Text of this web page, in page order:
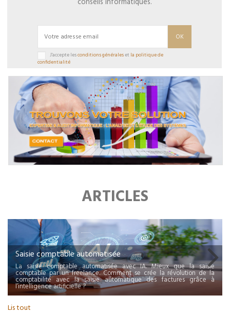
J'accepte lesconditions généraleset la politique de
confidentialité
ARTICLES
Saisie comptable automatisée
La saisie comptable automatisée avec IA. Mieux que la saisie
comptable par un freelance. Comment se crée la révolution de la
comptabilité avec la saisie automatique des factures grâce à
l’intelligence artificielle ?
Lis tout